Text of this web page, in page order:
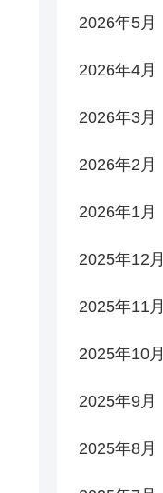
2026年5月
2026年4月
2026年3月
2026年2月
2026年1月
2025年12月
2025年11月
2025年10月
2025年9月
2025年8月